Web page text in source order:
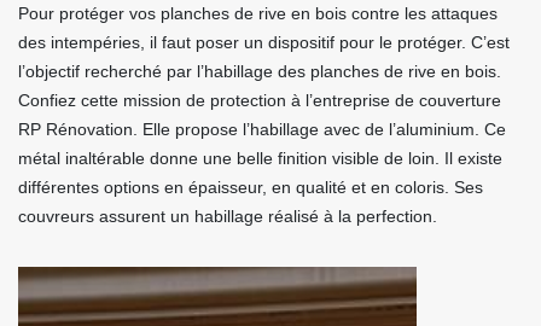
Pour protéger vos planches de rive en bois contre les attaques
des intempéries, il faut poser un dispositif pour le protéger. C’est
l’objectif recherché par l’habillage des planches de rive en bois.
Confiez cette mission de protection à l’entreprise de couverture
RP Rénovation. Elle propose l’habillage avec de l’aluminium. Ce
métal inaltérable donne une belle finition visible de loin. Il existe
différentes options en épaisseur, en qualité et en coloris. Ses
couvreurs assurent un habillage réalisé à la perfection.